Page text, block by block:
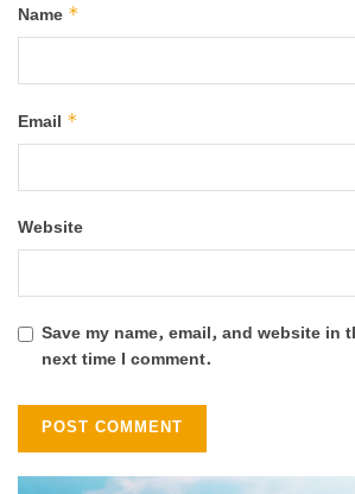
Name *
Email *
Website
Save my name, email, and website in
next time I comment.